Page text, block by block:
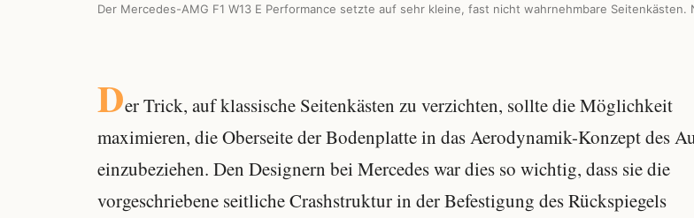
Der Mercedes-AMG F1 W13 E Performance setzte auf sehr kleine, fast nicht wahrnehmbare
Der Trick, auf klassische Seitenkästen zu verzichten, sollte die Möglichkeit
maximieren, die Oberseite der Bodenplatte in das Aerodynamik-Konzept des
einzubeziehen. Den Designern bei Mercedes war dies so wichtig, dass sie die
vorgeschriebene seitliche Crashstruktur in der Befestigung des Rückspiegels